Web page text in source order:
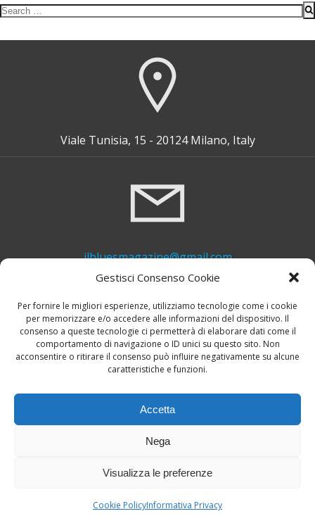
Gestisci Consenso Cookie
Per fornire le migliori esperienze, utilizziamo tecnologie come i cookie
per memorizzare e/o accedere alle informazioni del dispositivo. Il
consenso a queste tecnologie ci permetterà di elaborare dati come il
comportamento di navigazione o ID unici su questo sito. Non
acconsentire o ritirare il consenso può influire negativamente su alcune
caratteristiche e funzioni.
Accetta
Nega
Visualizza le preferenze
Cookie PolicyInformativa Privacy
Search
Viale Tunisia, 15 - 20124 Milano, Italy
ilbluesmagazine@gmail.com
+39 339 748 6635
© 2026 Il Blues Magazine. Powered by